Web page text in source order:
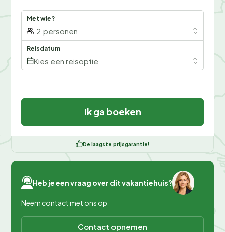
Met wie?
2 personen
Reisdatum
Kies een reisoptie
Ik ga boeken
De laagste prijsgarantie!
Heb je een vraag over dit vakantiehuis?
Neem contact met ons op
Contact opnemen